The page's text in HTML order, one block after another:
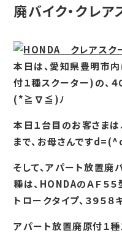
廃バイク・クレ
本日は、愛知県豊明市
付１種スクーター)の、４
(*≧∇≦)ﾉ
本日１台目のお客さま
まで、お母さんです
そして、アパート放置
種は、HONDAのＡＦ５５
トロークタイプ、３９５
アパート放置廃原付１